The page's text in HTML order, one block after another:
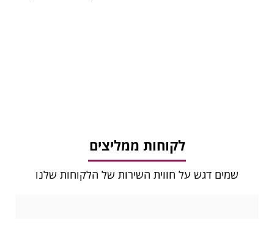
לקוחות ממליצים
שמים דגש על חווית השירות של הלקוחות שלנו